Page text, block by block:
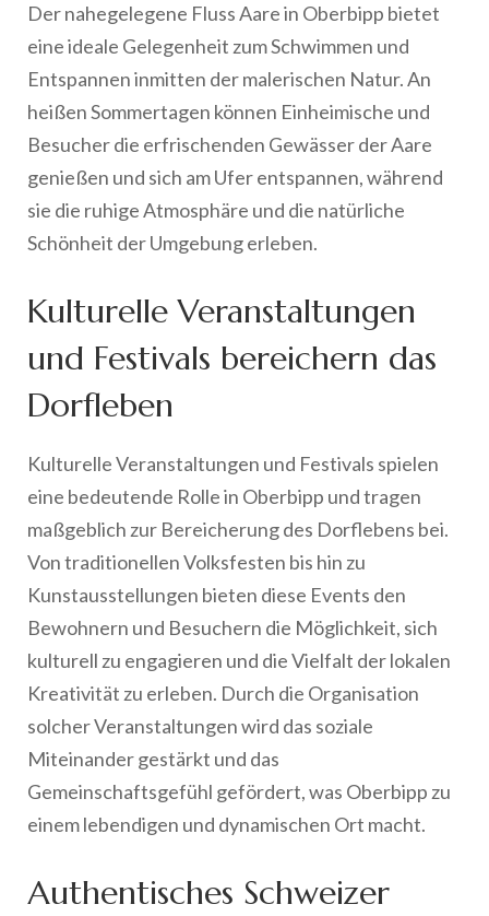
Der nahegelegene Fluss Aare in Oberbipp bietet
eine ideale Gelegenheit zum Schwimmen und
Entspannen inmitten der malerischen Natur. An
heißen Sommertagen können Einheimische und
Besucher die erfrischenden Gewässer der Aare
genießen und sich am Ufer entspannen, während
sie die ruhige Atmosphäre und die natürliche
Schönheit der Umgebung erleben.
Kulturelle Veranstaltungen
und Festivals bereichern das
Dorfleben
Kulturelle Veranstaltungen und Festivals spielen
eine bedeutende Rolle in Oberbipp und tragen
maßgeblich zur Bereicherung des Dorflebens bei.
Von traditionellen Volksfesten bis hin zu
Kunstausstellungen bieten diese Events den
Bewohnern und Besuchern die Möglichkeit, sich
kulturell zu engagieren und die Vielfalt der lokalen
Kreativität zu erleben. Durch die Organisation
solcher Veranstaltungen wird das soziale
Miteinander gestärkt und das
Gemeinschaftsgefühl gefördert, was Oberbipp zu
einem lebendigen und dynamischen Ort macht.
Authentisches Schweizer